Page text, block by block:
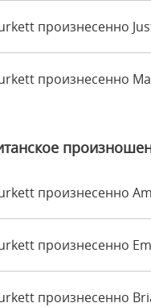
произнесенно
произнесенно
произнесенно
произнесенно
произнесенно